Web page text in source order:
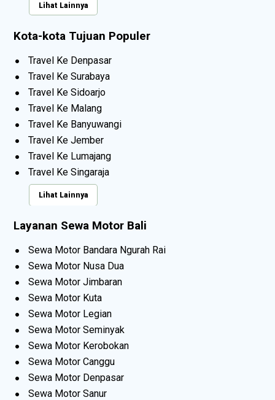
Lihat Lainnya
Kota-kota Tujuan Populer
Travel Ke Denpasar
Travel Ke Surabaya
Travel Ke Sidoarjo
Travel Ke Malang
Travel Ke Banyuwangi
Travel Ke Jember
Travel Ke Lumajang
Travel Ke Singaraja
Lihat Lainnya
Layanan Sewa Motor Bali
Sewa Motor Bandara Ngurah Rai
Sewa Motor Nusa Dua
Sewa Motor Jimbaran
Sewa Motor Kuta
Sewa Motor Legian
Sewa Motor Seminyak
Sewa Motor Kerobokan
Sewa Motor Canggu
Sewa Motor Denpasar
Sewa Motor Sanur